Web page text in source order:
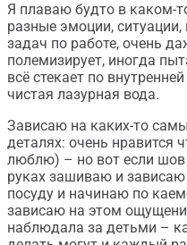
Я плаваю будто в каком-
разные эмоции,
задач по работе, очень
полемизирует, иногда
всё стекает по
чистая лазурная вода.
Зависаю на каких-то
деталях: очень нравится
люблю) – но вот если шов
руках зашиваю и
посуду и начинаю по
зависаю на этом
наблюдала за детьми –